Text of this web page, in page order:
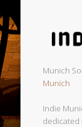
Munich
Munich
Indie
dedicated